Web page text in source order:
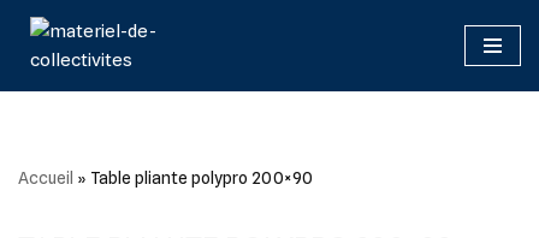
Aller
au
Accueil » Table pliante polypro 200×90